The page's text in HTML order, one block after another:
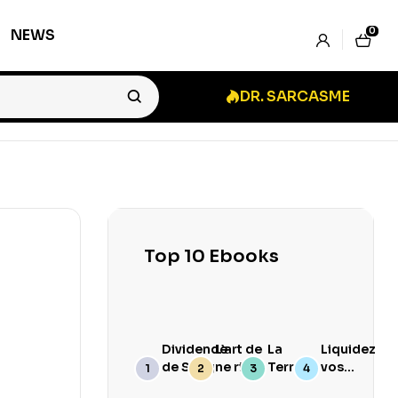
NEWS 0
DR. SARCASME
Top 10 Ebooks
Dividende
de Sang
L’art de
ne rien
branler
La
Terre
Goûte
Liquidez
vos